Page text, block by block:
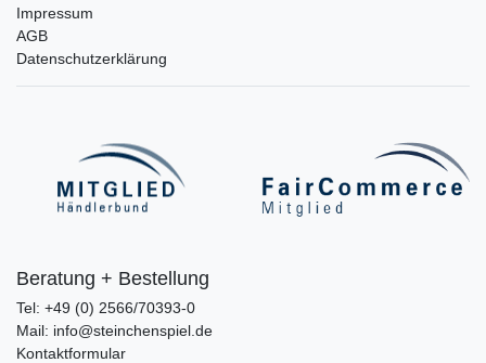
Impressum
AGB
Datenschutzerklärung
Beratung + Bestellung
Tel: +49 (0) 2566/70393-0
Mail: info@steinchenspiel.de
Kontaktformular